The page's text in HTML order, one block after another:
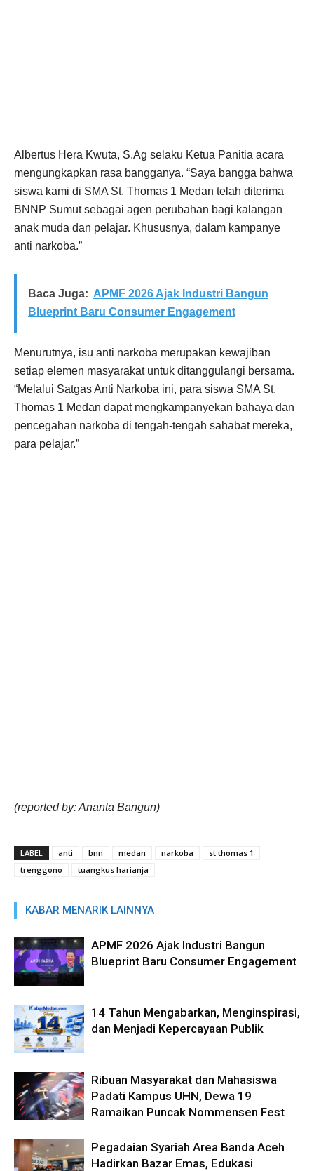
Albertus Hera Kwuta, S.Ag selaku Ketua Panitia acara
mengungkapkan rasa bangganya. “Saya bangga bahwa
siswa kami di SMA St. Thomas 1 Medan telah diterima
BNNP Sumut sebagai agen perubahan bagi kalangan
anak muda dan pelajar. Khususnya, dalam kampanye
anti narkoba.”
Baca Juga: APMF 2026 Ajak Industri Bangun
Blueprint Baru Consumer Engagement
Menurutnya, isu anti narkoba merupakan kewajiban
setiap elemen masyarakat untuk ditanggulangi bersama.
“Melalui Satgas Anti Narkoba ini, para siswa SMA St.
Thomas 1 Medan dapat mengkampanyekan bahaya dan
pencegahan narkoba di tengah-tengah sahabat mereka,
para pelajar.”
(reported by: Ananta Bangun)
LABEL anti bnn medan narkoba
st thomas 1
trenggono
tuangkus harianja
KABAR MENARIK LAINNYA
APMF 2026 Ajak Industri Bangun
Blueprint Baru Consumer Engagement
14 Tahun Mengabarkan, Menginspirasi,
dan Menjadi Kepercayaan Publik
Ribuan Masyarakat dan Mahasiswa
Padati Kampus UHN, Dewa 19
Ramaikan Puncak Nommensen Fest
Pegadaian Syariah Area Banda Aceh
Hadirkan Bazar Emas, Edukasi